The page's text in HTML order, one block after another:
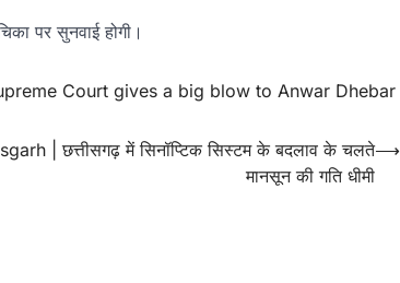
पर सुनवाई होगी।
Court gives a big blow to Anwar Dhebar
| छत्तीसगढ़ में सिनॉप्टिक सिस्टम के बदलाव के चलते
मानसून की गति धीमी
⟶